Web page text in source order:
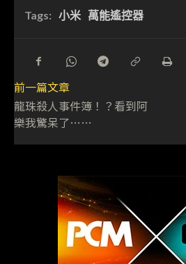
Tags: 小米 萬能遙控器
前一篇文章
龍珠殺人事件簿！？看到阿
樂我驚呆了……